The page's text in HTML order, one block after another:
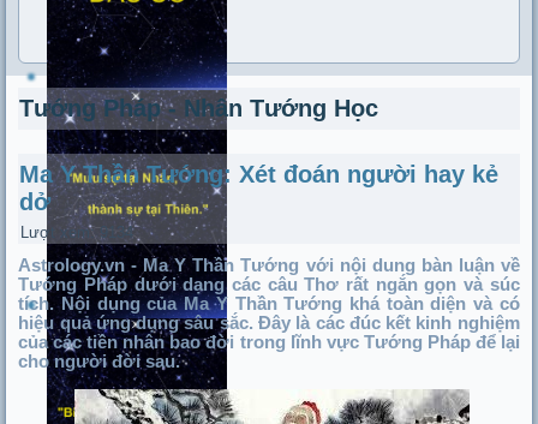
Tướng Pháp - Nhân Tướng Học
Ma Y Thần Tướng: Xét đoán người hay kẻ
dở
Lượt xem: 9134
Astrology.vn - Ma Y Thần Tướng với nội dung bàn luận về
Tướng Pháp dưới dạng các câu Thơ rất ngắn gọn và súc
tích. Nội dụng của Ma Y Thần Tướng khá toàn diện và có
hiệu quả ứng dụng sâu sắc. Đây là các đúc kết kinh nghiệm
của các tiền nhân bao đời trong lĩnh vực Tướng Pháp để lại
cho người đời sau.